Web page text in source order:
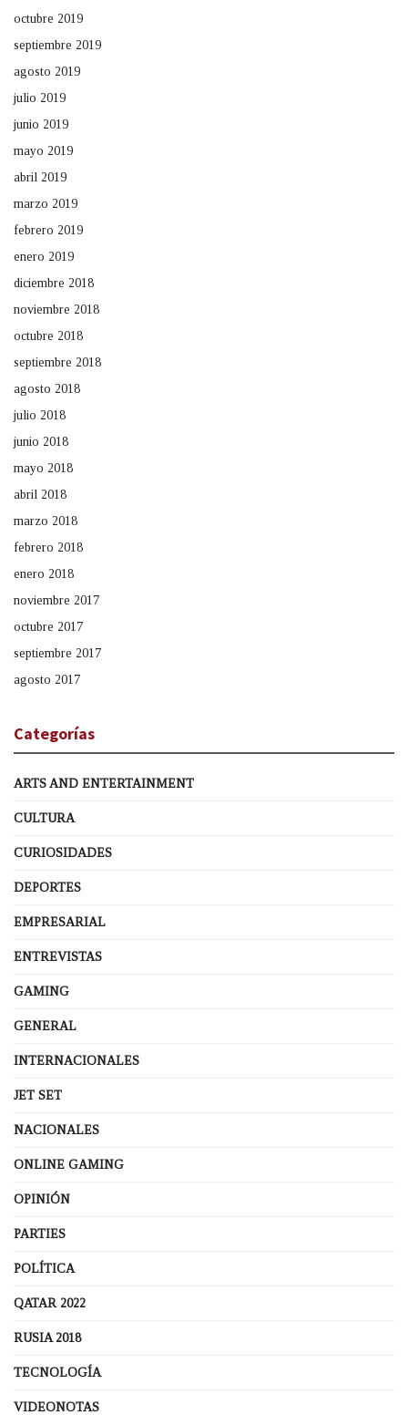
octubre 2019
septiembre 2019
agosto 2019
julio 2019
junio 2019
mayo 2019
abril 2019
marzo 2019
febrero 2019
enero 2019
diciembre 2018
noviembre 2018
octubre 2018
septiembre 2018
agosto 2018
julio 2018
junio 2018
mayo 2018
abril 2018
marzo 2018
febrero 2018
enero 2018
noviembre 2017
octubre 2017
septiembre 2017
agosto 2017
Categorías
ARTS AND ENTERTAINMENT
CULTURA
CURIOSIDADES
DEPORTES
EMPRESARIAL
ENTREVISTAS
GAMING
GENERAL
INTERNACIONALES
JET SET
NACIONALES
ONLINE GAMING
OPINIÓN
PARTIES
POLÍTICA
QATAR 2022
RUSIA 2018
TECNOLOGÍA
VIDEONOTAS